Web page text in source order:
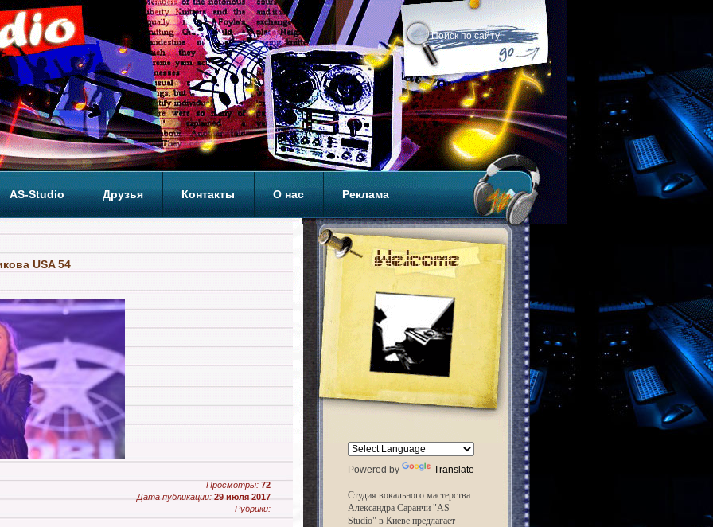
AS-Studio Друзья Контакты О нас Реклама
USA 54
Просмотры: 72
Дата публикации: 29 июля 2017
Рубрики:
Powered by Translate
Студия вокального мастерства
Александра Саранчи "AS-
Studio" в Киеве предлагает